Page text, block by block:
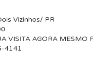
Vizinhos/ PR
VISITA AGORA MESMO
4141